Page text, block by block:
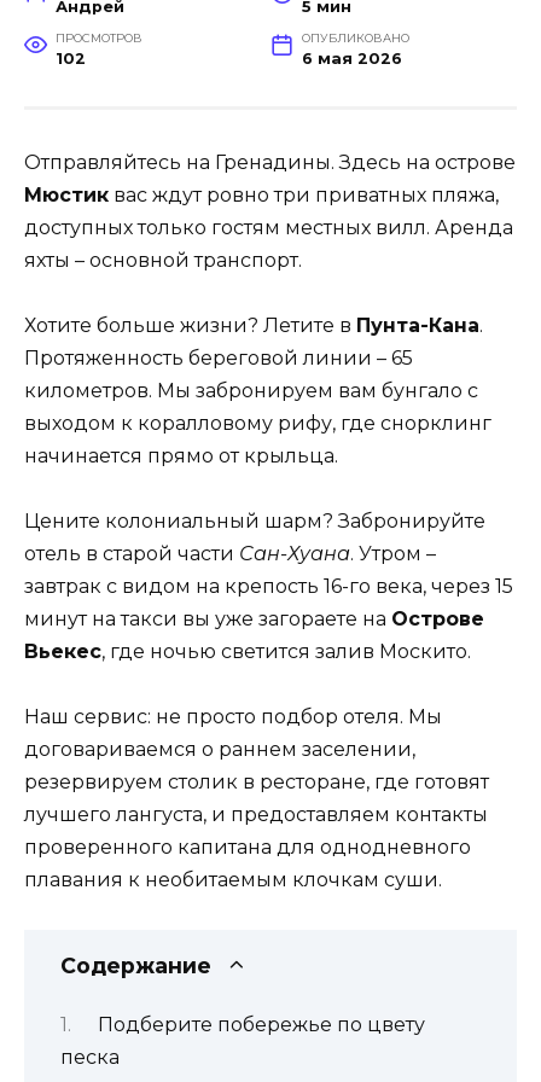
Андрей 5 мин
ПРОСМОТРОВ
102
ОПУБЛИКОВАНО
6 мая 2026
Отправляйтесь на Гренадины. Здесь на острове
Мюстик вас ждут ровно три приватных пляжа,
доступных только гостям местных вилл. Аренда
яхты – основной транспорт.
Хотите больше жизни? Летите в Пунта-Кана.
Протяженность береговой линии – 65
километров. Мы забронируем вам бунгало с
выходом к коралловому рифу, где снорклинг
начинается прямо от крыльца.
Цените колониальный шарм? Забронируйте
отель в старой части Сан-Хуана. Утром –
завтрак с видом на крепость 16-го века, через 15
минут на такси вы уже загораете на Острове
Вьекес, где ночью светится залив Москито.
Наш сервис: не просто подбор отеля. Мы
договариваемся о раннем заселении,
резервируем столик в ресторане, где готовят
лучшего лангуста, и предоставляем контакты
проверенного капитана для однодневного
плавания к необитаемым клочкам суши.
Содержание
Подберите побережье по цвету
песка